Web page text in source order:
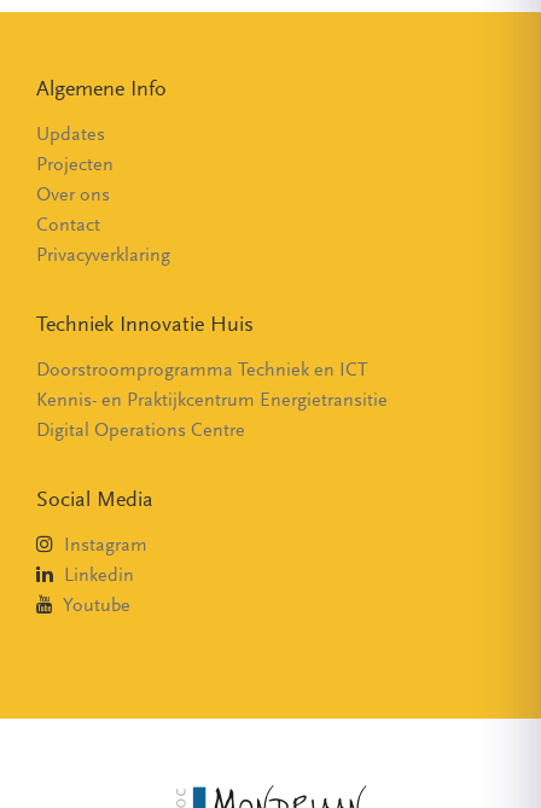
Algemene Info
Updates
Projecten
Over ons
Contact
Privacyverklaring
Techniek Innovatie Huis
Doorstroomprogramma Techniek en ICT
Kennis- en Praktijkcentrum Energietransitie
Digital Operations Centre
Social Media
Instagram
Linkedin
Youtube